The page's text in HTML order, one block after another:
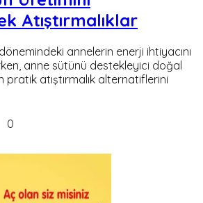
Atıştırmalıklar
annelerin enerji ihtiyacını
anne sütünü destekleyici doğal
pratik atıştırmalık alternatiflerini
0